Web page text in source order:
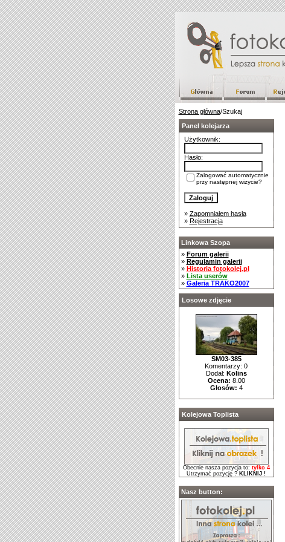
Strona główna/Szukaj
Panel kolejarza
Użytkownik:
Hasło:
Zalogować automatycznie
przy następnej wizycie?
» Zapomniałem hasła
» Rejestracja
Linkowa Szopa
» Forum galerii
» Regulamin galerii
» Historia fotokolej.pl
» Lista userów
» Galeria TRAKO2007
Losowe zdjęcie
SM03-385
Komentarzy: 0
Dodał: Kolins
Ocena: 8.00
Głosów: 4
Kolejowa Toplista
Obecnie nasza pozycja to: tylko 4
Utrzymać pozycję ? KLIKNIJ !
Nasz button: